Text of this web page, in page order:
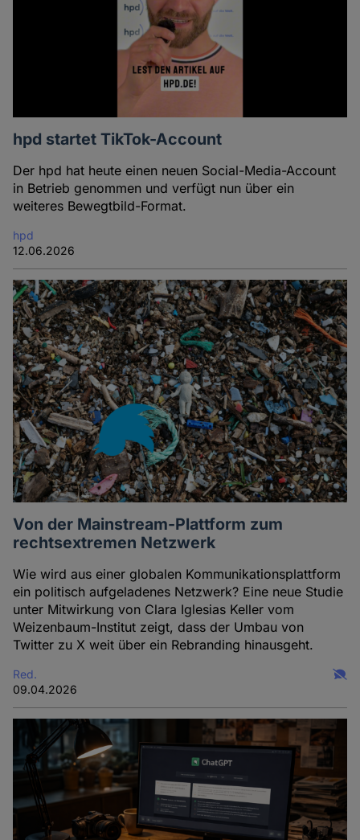
hpd startet TikTok-Account
Der hpd hat heute einen neuen Social-Media-Account
in Betrieb genommen und verfügt nun über ein
weiteres Bewegtbild-Format.
hpd
12.06.2026
Von der Mainstream-Plattform zum
rechtsextremen Netzwerk
Wie wird aus einer globalen Kommunikationsplattform
ein politisch aufgeladenes Netzwerk? Eine neue Studie
unter Mitwirkung von Clara Iglesias Keller vom
Weizenbaum-Institut zeigt, dass der Umbau von
Twitter zu X weit über ein Rebranding hinausgeht.
Red.
09.04.2026